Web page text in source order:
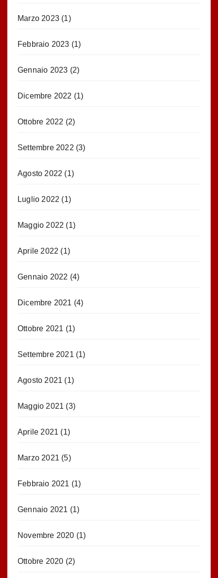
Marzo 2023 (1)
Febbraio 2023 (1)
Gennaio 2023 (2)
Dicembre 2022 (1)
Ottobre 2022 (2)
Settembre 2022 (3)
Agosto 2022 (1)
Luglio 2022 (1)
Maggio 2022 (1)
Aprile 2022 (1)
Gennaio 2022 (4)
Dicembre 2021 (4)
Ottobre 2021 (1)
Settembre 2021 (1)
Agosto 2021 (1)
Maggio 2021 (3)
Aprile 2021 (1)
Marzo 2021 (5)
Febbraio 2021 (1)
Gennaio 2021 (1)
Novembre 2020 (1)
Ottobre 2020 (2)